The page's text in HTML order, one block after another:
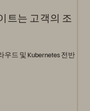
트는 고객의 조
우드 및 Kubernetes 전반